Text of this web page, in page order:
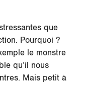
que
Pourquoi ?
le monstre
qu’il nous
Mais petit à